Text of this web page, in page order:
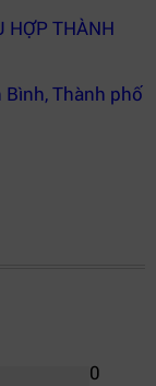
HỢP THÀNH
Thành phố
0